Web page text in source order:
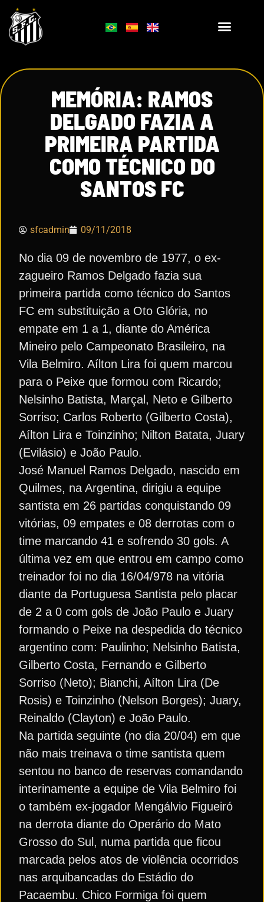
MEMÓRIA: RAMOS
DELGADO FAZIA A
PRIMEIRA PARTIDA
COMO TÉCNICO DO
SANTOS FC
sfcadmin 09/11/2018
No dia 09 de novembro de 1977, o ex-
zagueiro Ramos Delgado fazia sua
primeira partida como técnico do Santos
FC em substituição a Oto Glória, no
empate em 1 a 1, diante do América
Mineiro pelo Campeonato Brasileiro, na
Vila Belmiro. Aílton Lira foi quem marcou
para o Peixe que formou com Ricardo;
Nelsinho Batista, Marçal, Neto e Gilberto
Sorriso; Carlos Roberto (Gilberto Costa),
Aílton Lira e Toinzinho; Nilton Batata, Juary
(Evilásio) e João Paulo.
José Manuel Ramos Delgado, nascido em
Quilmes, na Argentina, dirigiu a equipe
santista em 26 partidas conquistando 09
vitórias, 09 empates e 08 derrotas com o
time marcando 41 e sofrendo 30 gols. A
última vez em que entrou em campo como
treinador foi no dia 16/04/978 na vitória
diante da Portuguesa Santista pelo placar
de 2 a 0 com gols de João Paulo e Juary
formando o Peixe na despedida do técnico
argentino com: Paulinho; Nelsinho Batista,
Gilberto Costa, Fernando e Gilberto
Sorriso (Neto); Bianchi, Aílton Lira (De
Rosis) e Toinzinho (Nelson Borges); Juary,
Reinaldo (Clayton) e João Paulo.
Na partida seguinte (no dia 20/04) em que
não mais treinava o time santista quem
sentou no banco de reservas comandando
interinamente a equipe de Vila Belmiro foi
o também ex-jogador Mengálvio Figueiró
na derrota diante do Operário do Mato
Grosso do Sul, numa partida que ficou
marcada pelos atos de violência ocorridos
nas arquibancadas do Estádio do
Pacaembu. Chico Formiga foi quem